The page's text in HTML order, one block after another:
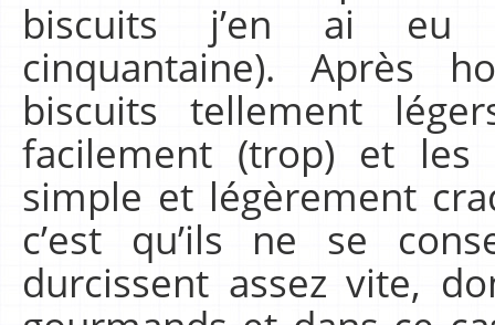
biscuits j’en ai eu
cinquantaine). Après
biscuits tellement
facilement (trop) et
simple et légèrement
c’est qu’ils ne se
durcissent assez vite,